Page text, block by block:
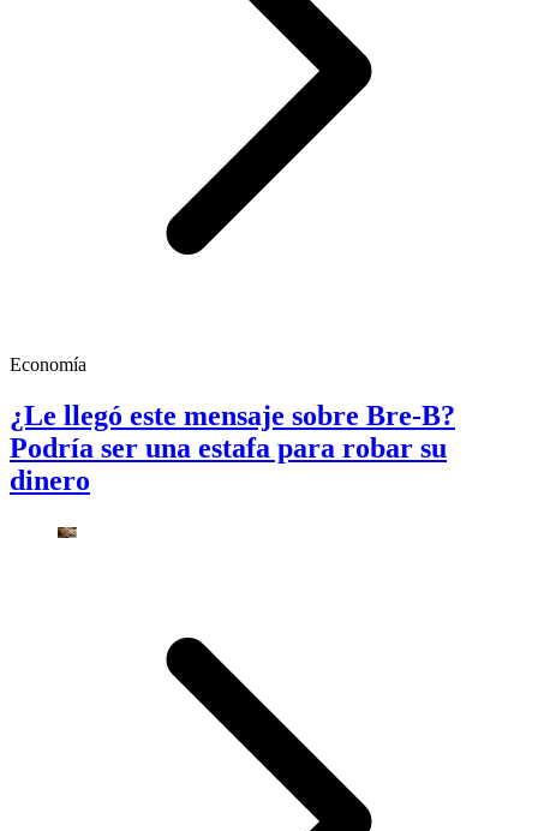
Economía
¿Le llegó este mensaje sobre Bre-B?
Podría ser una estafa para robar su
dinero